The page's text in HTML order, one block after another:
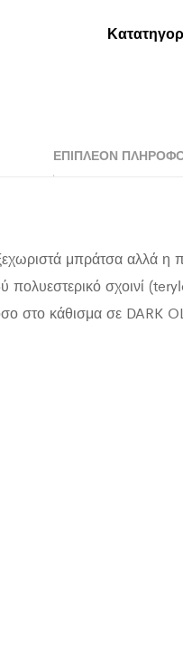
ΕΠΙΠΛΈΟΝ
μπράτσα αλλά η
σχοινί
στο κάθισμα σε